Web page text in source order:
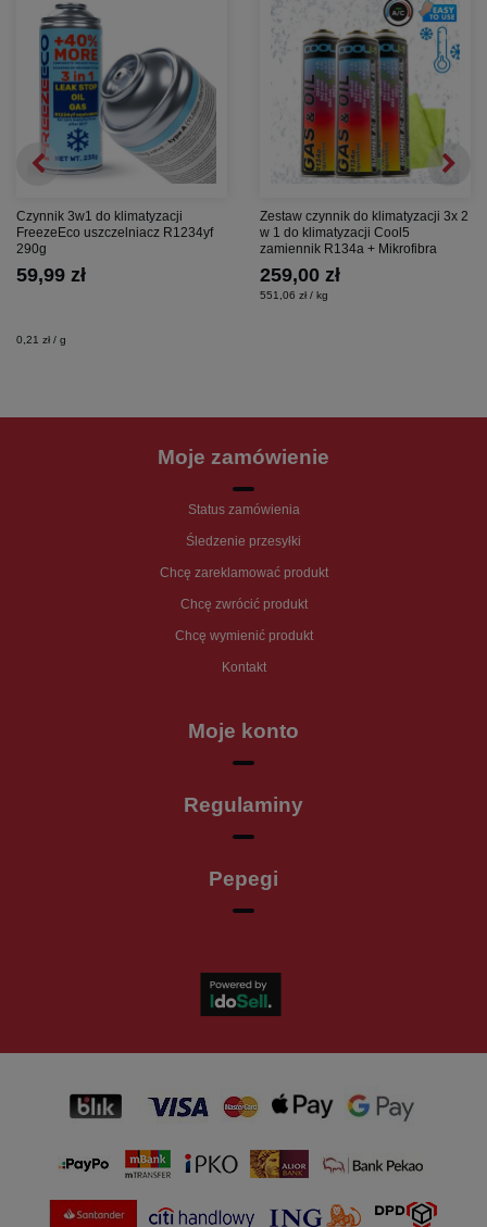
Czynnik 3w1 do klimatyzacji
FreezeEco uszczelniacz R1234yf
290g
59,99 zł
0,21 zł / g
Zestaw czynnik do klimatyzacji 3x 2
w 1 do klimatyzacji Cool5
zamiennik R134a + Mikrofibra
259,00 zł
551,06 zł / kg
Moje zamówienie
Status zamówienia
Śledzenie przesyłki
Chcę zareklamować produkt
Chcę zwrócić produkt
Chcę wymienić produkt
Kontakt
Moje konto
Regulaminy
Pepegi